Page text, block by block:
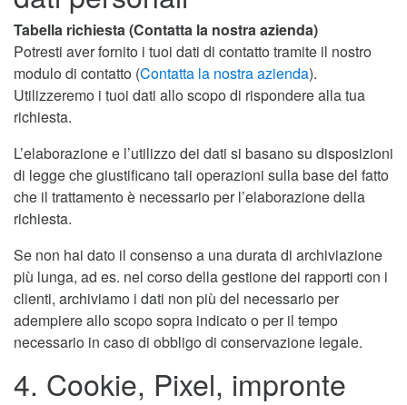
Tabella richiesta (Contatta la nostra azienda)
Potresti aver fornito i tuoi dati di contatto tramite il nostro
modulo di contatto (Contatta la nostra azienda).
Utilizzeremo i tuoi dati allo scopo di rispondere alla tua
richiesta.
L’elaborazione e l’utilizzo dei dati si basano su disposizioni
di legge che giustificano tali operazioni sulla base del fatto
che il trattamento è necessario per l’elaborazione della
richiesta.
Se non hai dato il consenso a una durata di archiviazione
più lunga, ad es. nel corso della gestione dei rapporti con i
clienti, archiviamo i dati non più del necessario per
adempiere allo scopo sopra indicato o per il tempo
necessario in caso di obbligo di conservazione legale.
4. Cookie, Pixel, impronte